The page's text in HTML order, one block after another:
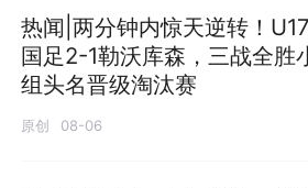
热闻|两分钟内惊天逆转！U17
国足2-1勒沃库森，三战全胜
组头名晋级淘汰赛
原创 08-06